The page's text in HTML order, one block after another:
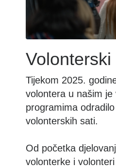
Volonterski
Tijekom 2025.
volontera u našim je
programima
volonterskih sati.
Od početka
volonterke i